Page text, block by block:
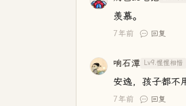
羡慕。
7年前 回复
响石潭 Lv9.惺惺相惜
安逸，孩子都不
7年前 回复